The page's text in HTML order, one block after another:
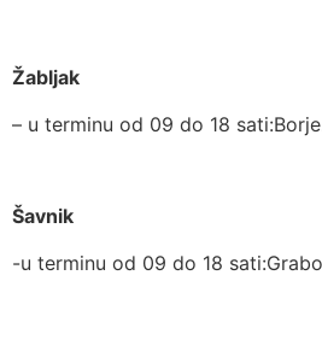
Žabljak
– u terminu od 09 do 18
Šavnik
-u terminu od 09 do 18